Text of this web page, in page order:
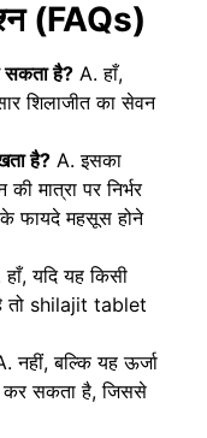
(FAQs)
सकता है? A. हाँ,
शिलाजीत का सेवन
है? A. इसका
मात्रा पर निर्भर
फायदे महसूस होने
हाँ, यदि यह किसी
तो shilajit tablet
नहीं, बल्कि यह ऊर्जा
कर सकता है, जिससे